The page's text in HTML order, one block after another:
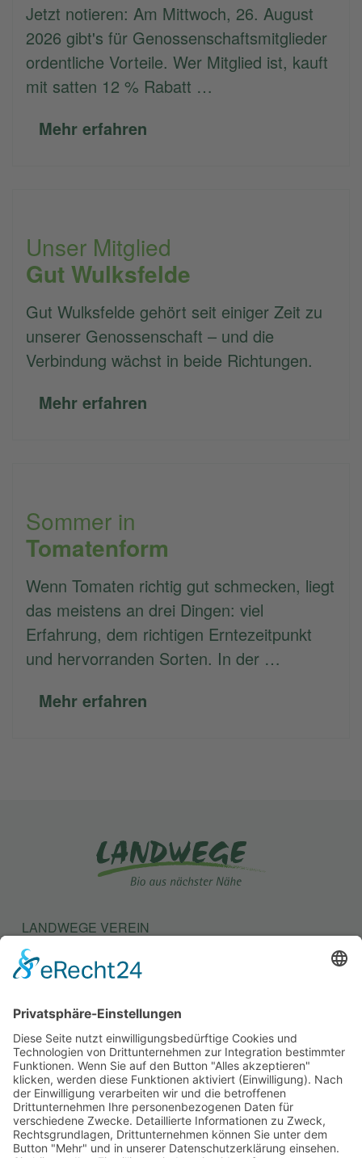
Jetzt notieren: Am Mittwoch, 26. August
2026 gibt's für Genossenschaftsmitglieder
ordentliche Vorteile. Wer Mitglied ist, kauft
mit satten 12 % Rabatt …
Mehr erfahren
Unser Mitglied
Gut Wulksfelde
Gut Wulksfelde gehört seit einiger Zeit zu
unserer Genossenschaft – und die
Verbindung wächst in beide Richtungen.
Mehr erfahren
Sommer in
Tomatenform
Wenn Tomaten richtig gut schmecken, liegt
das meistens an drei Dingen: viel
Erfahrung, dem richtigen Erntezeitpunkt
und hervorranden Sorten. In der …
Mehr erfahren
LANDWEGE VEREIN
LANDWEGE STIFTUNG
SATZUNG
BEITRAGSORDNUNG
MITGLIEDSANTRAG
SITEMAP
IMPRESSUM